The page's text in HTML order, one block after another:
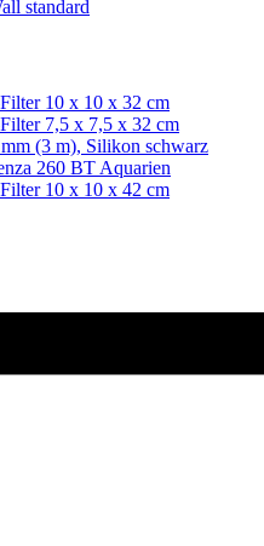
standard
10 x 10 x 32 cm
7,5 x 7,5 x 32 cm
(3 m), Silikon schwarz
260 BT Aquarien
10 x 10 x 42 cm